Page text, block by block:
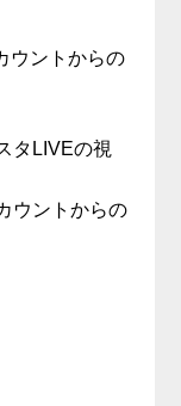
ウントからの
タLIVEの視
ウントからの